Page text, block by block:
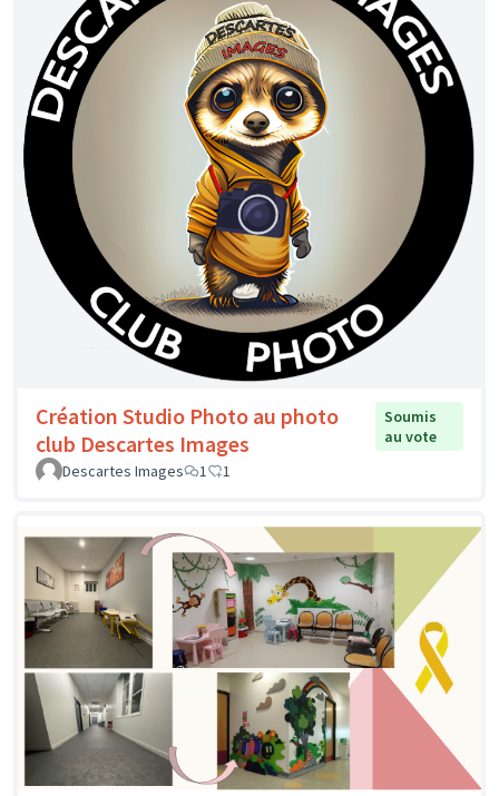
Création Studio Photo au photo
club Descartes Images
Soumis
au vote
Descartes Images
1 1